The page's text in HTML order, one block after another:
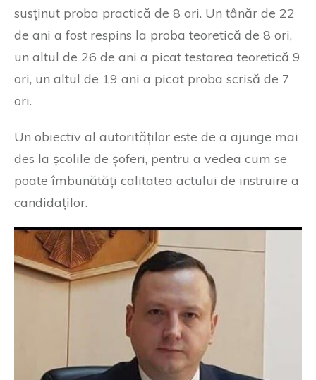
susținut proba practică de 8 ori. Un tânăr de 22
de ani a fost respins la proba teoretică de 8 ori,
un altul de 26 de ani a picat testarea teoretică 9
ori, un altul de 19 ani a picat proba scrisă de 7
ori.
Un obiectiv al autorităților este de a ajunge mai
des la școlile de șoferi, pentru a vedea cum se
poate îmbunătăți calitatea actului de instruire a
candidaților.